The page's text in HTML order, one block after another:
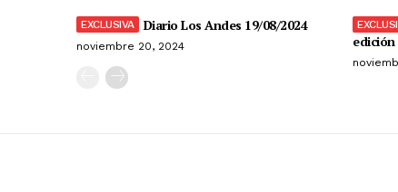
Diario Los Andes 19/08/2024
noviembre 20, 2024
edición